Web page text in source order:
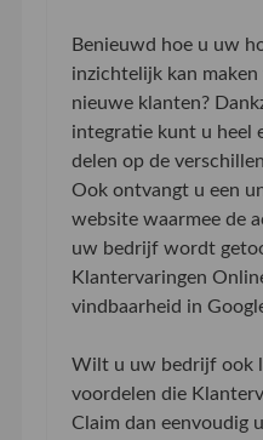
Benieuwd hoe u uw
inzichtelijk kan
nieuwe klanten?
integratie kunt u heel
delen op de
Ook ontvangt u een
website waarmee de
uw bedrijf wordt
Klantervaringen
vindbaarheid in
Wilt u uw bedrijf ook
voordelen die
Claim dan eenvoudig